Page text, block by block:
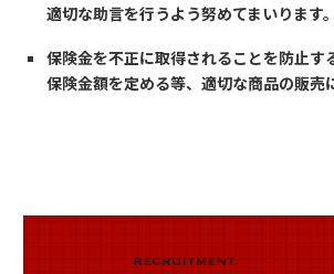
適切な助言を行うよう努めてまいります。
保険金を不正に取得されることを防止す
保険金額を定める等、適切な商品の販売